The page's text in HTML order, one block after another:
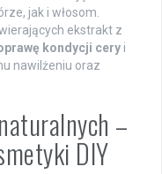
jak i włosom.
ekstrakt z
kondycji cery i
nawilżeniu oraz
–
DIY